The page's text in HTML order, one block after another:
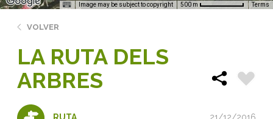
Image may be subject to copyright 500 m Terms
VOLVER
LA RUTA DELS
ARBRES